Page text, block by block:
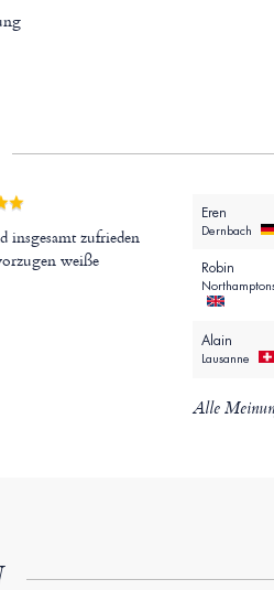
insgesamt zufrieden
weiße
Eren
Dernbach
Robin
Alain
Lausanne
Alle